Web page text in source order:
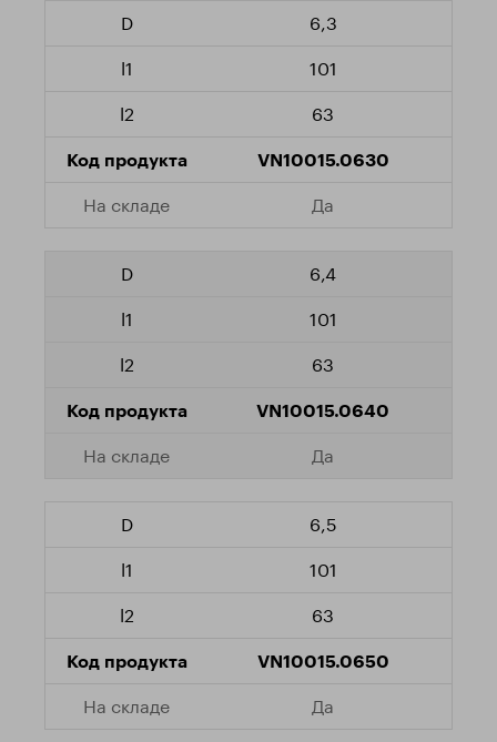
6,3
101
63
VN10015.0630
Да
6,4
101
63
VN10015.0640
Да
6,5
101
63
VN10015.0650
Да